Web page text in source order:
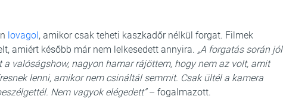
lovagol , amikor csak teheti kaszkadőr nélkül forgat. Filmek
amiért később már nem lelkesedett annyira. „A forgatás során jól
valóságshow, nagyon hamar rájöttem, hogy nem az volt, amit
lenni, amikor nem csináltál semmit. Csak ültél a kamera
Nem vagyok elégedett”– fogalmazott.